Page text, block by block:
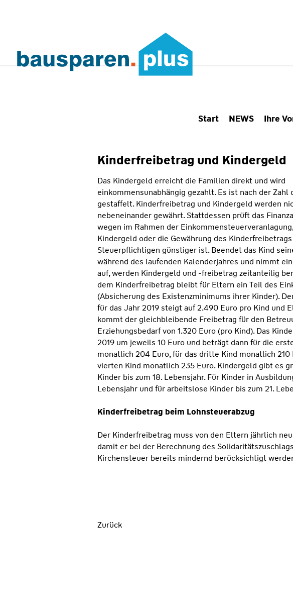
Start NEWS Ihre
Kinderfreibetrag und Kindergeld
Das Kindergeld erreicht die Familien direkt und wird
einkommensunabhängig gezahlt. Es ist nach der Zahl
gestaffelt. Kinderfreibetrag und Kindergeld werden
nebeneinander gewährt. Stattdessen prüft das
wegen im Rahmen der
Kindergeld oder die Gewährung des
Steuerpflichtigen günstiger ist. Beendet das Kind
während des laufenden Kalenderjahres und nimmt
auf, werden Kindergeld und -freibetrag zeitanteilig
dem Kinderfreibetrag bleibt für Eltern ein Teil des
(Absicherung des Existenzminimums ihrer Kinder).
für das Jahr 2019 steigt auf 2.490 Euro pro Kind und
kommt der gleichbleibende Freibetrag für den
Erziehungsbedarf von 1.320 Euro (pro Kind). Das
2019 um jeweils 10 Euro und beträgt dann für die
monatlich 204 Euro, für das dritte Kind monatlich 210
vierten Kind monatlich 235 Euro. Kindergeld gibt es
Kinder bis zum 18. Lebensjahr. Für Kinder in
Lebensjahr und für arbeitslose Kinder bis zum 21.
Kinderfreibetrag beim Lohnsteuerabzug
Der Kinderfreibetrag muss von den Eltern jährlich
damit er bei der Berechnung des
Kirchensteuer bereits mindernd berücksichtigt
Zurück